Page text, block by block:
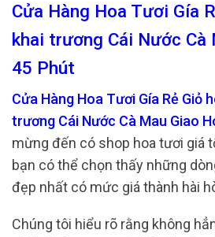
Cửa Hàng Hoa Tươi Gía
khai trương Cái Nước Cà
45 Phút
Cửa Hàng Hoa Tươi Gía Rẻ Giỏ
trương Cái Nước Cà Mau Giao
mừng đến có shop hoa tươi giá
bạn có thể chọn thấy những
đẹp nhất có mức giá thành hài
Chúng tôi hiểu rõ rằng không